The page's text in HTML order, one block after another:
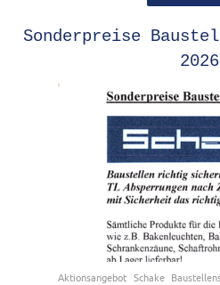
Sonderpreise
2026
Aktionsangebot Schake